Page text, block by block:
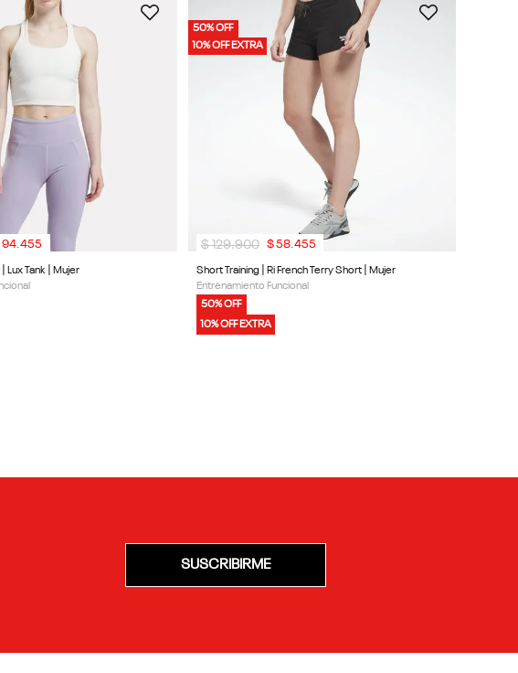
Lux Tank | Mujer
94.455
50% OFF
10% OFF EXTRA
Short Training | Ri French Terry Short | Mujer
Entrenamiento Funcional
50% OFF
10% OFF EXTRA
$ 129.900 $58.455
SUSCRIBIRME